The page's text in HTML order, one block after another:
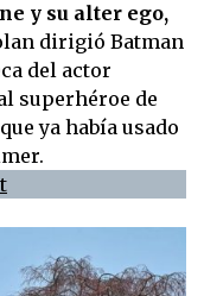
y su alter ego,
dirigió Batman
del actor
superhéroe de
ya había usado